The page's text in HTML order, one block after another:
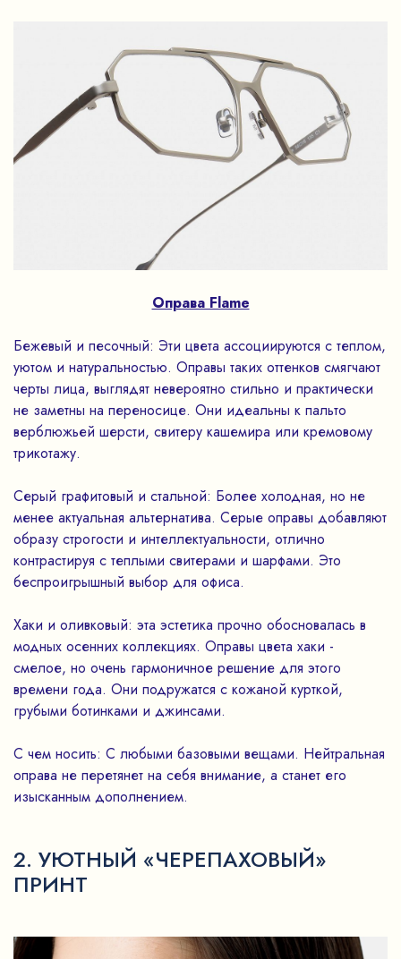
Оправа Flame
Бежевый и песочный: Эти цвета ассоциируются с теплом,
уютом и натуральностью. Оправы таких оттенков смягчают
черты лица, выглядят невероятно стильно и практически
не заметны на переносице. Они идеальны к пальто
верблюжьей шерсти, свитеру кашемира или кремовому
трикотажу.
Серый графитовый и стальной: Более холодная, но не
менее актуальная альтернатива. Серые оправы добавляют
образу строгости и интеллектуальности, отлично
контрастируя с теплыми свитерами и шарфами. Это
беспроигрышный выбор для офиса.
Хаки и оливковый: эта эстетика прочно обосновалась в
модных осенних коллекциях. Оправы цвета хаки -
смелое, но очень гармоничное решение для этого
времени года. Они подружатся с кожаной курткой,
грубыми ботинками и джинсами.
С чем носить: С любыми базовыми вещами. Нейтральная
оправа не перетянет на себя внимание, а станет его
изысканным дополнением.
2. УЮТНЫЙ «ЧЕРЕПАХОВЫЙ»
ПРИНТ